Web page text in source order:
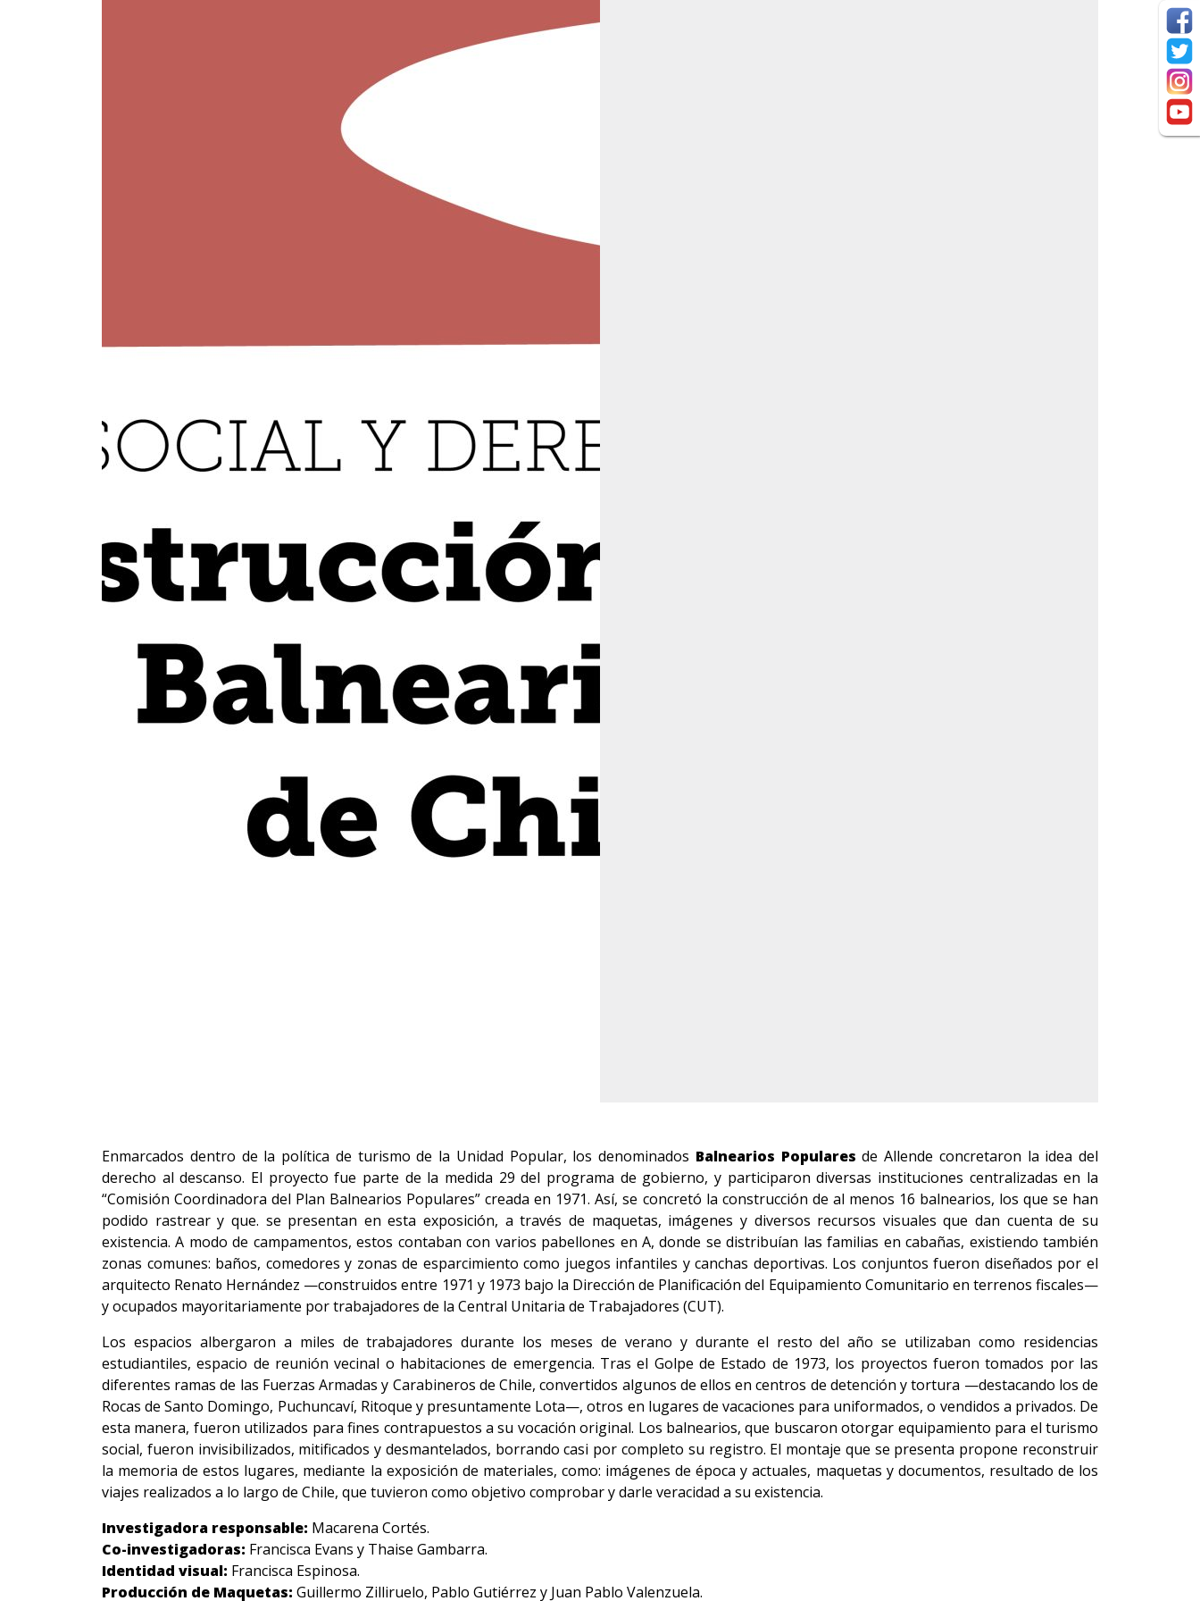
Enmarcados dentro de la política de turismo de la Unidad Popular, los denominados Balnearios Populares de Allende concretaron la idea del
derecho al descanso. El proyecto fue parte de la medida 29 del programa de gobierno, y participaron diversas instituciones centralizadas en la
“Comisión Coordinadora del Plan Balnearios Populares” creada en 1971. Así, se concretó la construcción de al menos 16 balnearios, los que se han
podido rastrear y que. se presentan en esta exposición, a través de maquetas, imágenes y diversos recursos visuales que dan cuenta de su
existencia. A modo de campamentos, estos contaban con varios pabellones en A, donde se distribuían las familias en cabañas, existiendo también
zonas comunes: baños, comedores y zonas de esparcimiento como juegos infantiles y canchas deportivas. Los conjuntos fueron diseñados por el
arquitecto Renato Hernández —construidos entre 1971 y 1973 bajo la Dirección de Planificación del Equipamiento Comunitario en terrenos fiscales—
y ocupados mayoritariamente por trabajadores de la Central Unitaria de Trabajadores (CUT).
Los espacios albergaron a miles de trabajadores durante los meses de verano y durante el resto del año se utilizaban como residencias
estudiantiles, espacio de reunión vecinal o habitaciones de emergencia. Tras el Golpe de Estado de 1973, los proyectos fueron tomados por las
diferentes ramas de las Fuerzas Armadas y Carabineros de Chile, convertidos algunos de ellos en centros de detención y tortura —destacando los de
Rocas de Santo Domingo, Puchuncaví, Ritoque y presuntamente Lota—, otros en lugares de vacaciones para uniformados, o vendidos a privados. De
esta manera, fueron utilizados para fines contrapuestos a su vocación original. Los balnearios, que buscaron otorgar equipamiento para el turismo
social, fueron invisibilizados, mitificados y desmantelados, borrando casi por completo su registro. El montaje que se presenta propone reconstruir
la memoria de estos lugares, mediante la exposición de materiales, como: imágenes de época y actuales, maquetas y documentos, resultado de los
viajes realizados a lo largo de Chile, que tuvieron como objetivo comprobar y darle veracidad a su existencia.
Investigadora responsable: Macarena Cortés.
Co-investigadoras: Francisca Evans y Thaise Gambarra.
Identidad visual: Francisca Espinosa.
Producción de Maquetas: Guillermo Zilliruelo, Pablo Gutiérrez y Juan Pablo Valenzuela.